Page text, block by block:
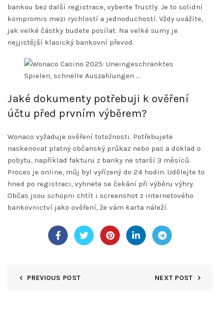
bankou bez další registrace, vyberte Trustly. Je to solidní
kompromis mezi rychlostí a jednoduchostí. Vždy uvážíte,
jak velké částky budete posílat. Na velké sumy je
nejjistější klasický bankovní převod.
Jaké dokumenty potřebuji k ověření
účtu před prvním výběrem?
Wonaco vyžaduje ověření totožnosti. Potřebujete
naskenovat platný občanský průkaz nebo pas a doklad o
pobytu, například fakturu z banky ne starší 3 měsíců.
Proces je online, můj byl vyřízený do 24 hodin. Udělejte to
hned po registraci, vyhnete se čekání při výběru výhry.
Občas jsou schopni chtít i screenshot z internetového
bankovnictví jako ověření, že vám karta náleží.
PREVIOUS POST NEXT POST